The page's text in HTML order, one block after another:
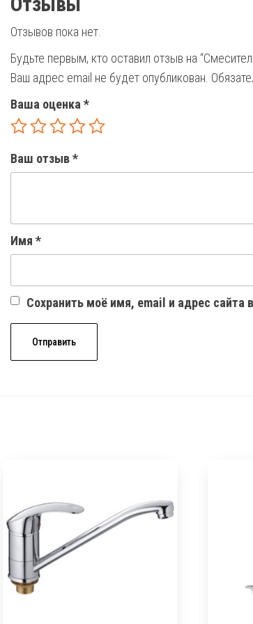
Отзывов пока нет.
Будьте первым, кто оставил отзыв на
Ваш адрес email не будет опубликован.
Ваша оценка *
Ваш отзыв*
Имя *
Сохранить моё имя, email и адрес